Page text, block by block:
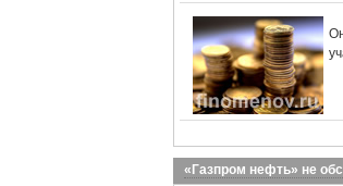
«Газпром нефть» не